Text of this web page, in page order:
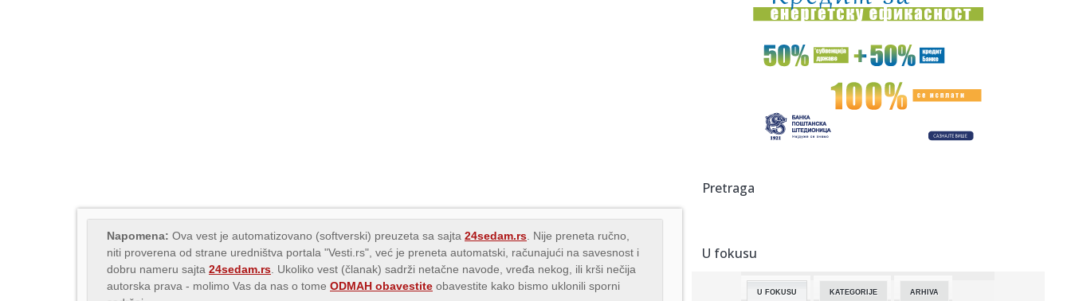
Napomena: Ova vest je automatizovano (softverski) preuzeta sa sajta 24sedam.rs . Nije preneta ručno,
niti proverena od strane uredništva portala "Vesti.rs", već je preneta automatski, računajući na savesnost i
dobru nameru sajta 24sedam.rs . Ukoliko vest (članak) sadrži netačne navode, vređa nekog, ili krši nečija
autorska prava - molimo Vas da nas o tome ODMAH obavestite obavestite kako bismo uklonili sporni
23:51:PARTIZAN TRLJA RUKE: Transfer Saše Lukića doneo crno-
belima 300...
23:48:Otišao iz Arsenala pre nego što su podigli trofej – vratio
Srpkinje pronašle novčanik u Čanju, pa uradile nešto što je
23:46:Detalji drame na nemačkom aerodromu: Vozač nogom
23:33:
Pretraga
U fokusu
U FOKUSU KATEGORIJE ARHIVA